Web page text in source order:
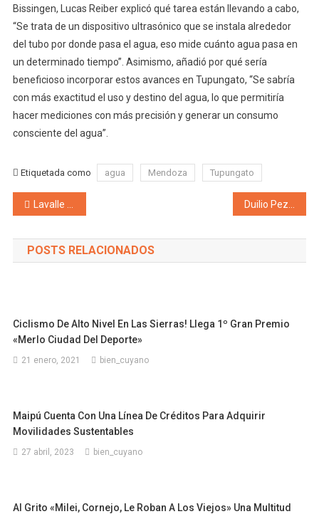
Bissingen, Lucas Reiber explicó qué tarea están llevando a cabo,
“Se trata de un dispositivo ultrasónico que se instala alrededor
del tubo por donde pasa el agua, eso mide cuánto agua pasa en
un determinado tiempo”. Asimismo, añadió por qué sería
beneficioso incorporar estos avances en Tupungato, “Se sabría
con más exactitud el uso y destino del agua, lo que permitiría
hacer mediciones con más precisión y generar un consumo
consciente del agua”.
Etiquetada como agua Mendoza Tupungato
Navegación de entradas
Lavalle promueve acciones para defender el agua
POSTS RELACIONADOS
Ciclismo De Alto Nivel En Las Sierras! Llega 1º Gran Premio
«Merlo Ciudad Del Deporte»
21 enero, 2021 bien_cuyano
Maipú Cuenta Con Una Línea De Créditos Para Adquirir
Movilidades Sustentables
27 abril, 2023 bien_cuyano
Al Grito «Milei, Cornejo, Le Roban A Los Viejos» Una Multitud